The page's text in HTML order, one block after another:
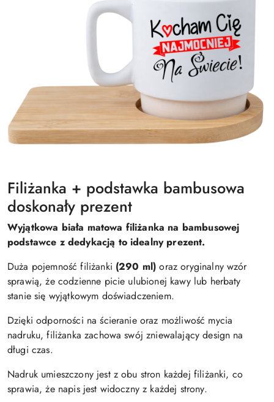
Filiżanka + podstawka bambusowa
doskonały prezent
Wyjątkowa biała matowa filiżanka na bambusowej
podstawce z dedykacją to idealny prezent.
Duża pojemność filiżanki (290 ml) oraz oryginalny wzór
sprawią, że codzienne picie ulubionej kawy lub herbaty
stanie się wyjątkowym doświadczeniem.
Dzięki odporności na ścieranie oraz możliwość mycia
nadruku, filiżanka zachowa swój zniewalający design na
długi czas.
Nadruk umieszczony jest z obu stron każdej filiżanki, co
sprawia, że napis jest widoczny z każdej strony.